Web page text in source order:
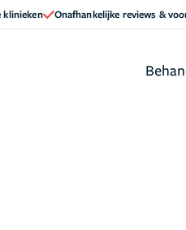
klinieken Onafhankelijke reviews &